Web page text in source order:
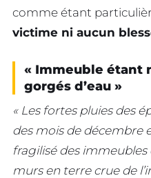
comme étant
victime ni aucun
« Immeuble étant
gorgés d’eau »
« Les fortes pluies des
des mois de décembre
fragilisé des immeubles
murs en terre crue de